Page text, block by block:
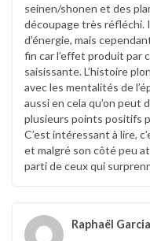
seinen/shonen et des
découpage très réfléchi.
d’énergie, mais
fin car l’effet produit par
saisissante. L’histoire
avec les mentalités de
aussi en cela qu’on peut
plusieurs points positifs
C’est intéressant à lire,
et malgré son côté peu
parti de ceux qui
Raphaël